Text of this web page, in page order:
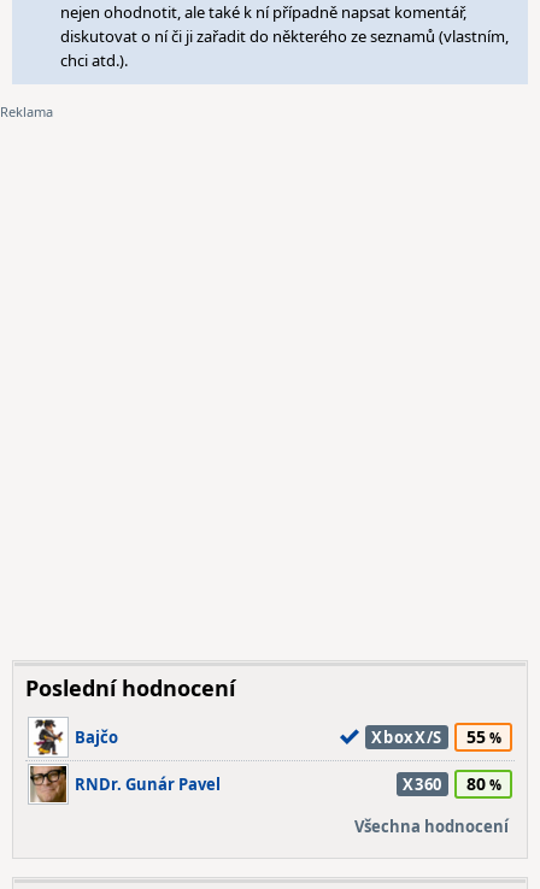
nejen ohodnotit, ale také k ní případně napsat komentář,
diskutovat o ní či ji zařadit do některého ze seznamů (vlastním,
chci atd.).
Poslední hodnocení
Bajčo XboxX/S 55
RNDr. Gunár Pavel X360 80
Všechna hodnocení